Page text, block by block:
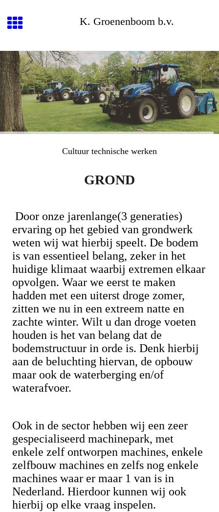
K. Groenenboom b.v.
Cultuur technische werken
GROND
Door onze jarenlange(3 generaties)
ervaring op het gebied van grondwerk
weten wij wat hierbij speelt. De bodem
is van essentieel belang, zeker in het
huidige klimaat waarbij extremen elkaar
opvolgen. Waar we eerst te maken
hadden met een uiterst droge zomer,
zitten we nu in een extreem natte en
zachte winter. Wilt u dan droge voeten
houden is het van belang dat de
bodemstructuur in orde is. Denk hierbij
aan de beluchting hiervan, de opbouw
maar ook de waterberging en/of
waterafvoer.
Ook in de sector hebben wij een zeer
gespecialiseerd machinepark, met
enkele zelf ontworpen machines, enkele
zelfbouw machines en zelfs nog enkele
machines waar er maar 1 van is in
Nederland. Hierdoor kunnen wij ook
hierbij op elke vraag inspelen.